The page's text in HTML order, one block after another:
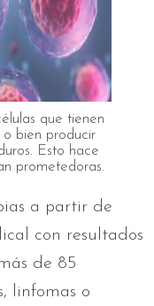
que tienen
bien producir
Esto hace
prometedoras.
a partir de
con resultados
de 85
linfomas o